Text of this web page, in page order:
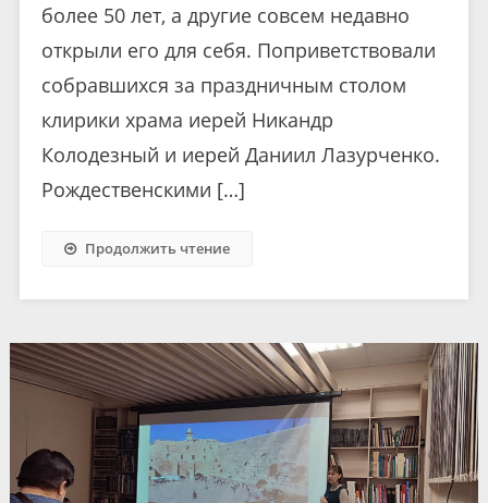
более 50 лет, а другие совсем недавно
открыли его для себя. Поприветствовали
собравшихся за праздничным столом
клирики храма иерей Никандр
Колодезный и иерей Даниил Лазурченко.
Рождественскими […]
Продолжить чтение